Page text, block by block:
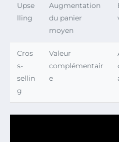
Upse
lling
Augmentation
du panier
moyen
Cros
s-
sellin
g
Valeur
complémentair
e